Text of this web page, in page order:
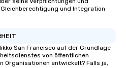
leave. Location, Location, Location
One of the best
restaurants are within
walking distance of
und Integration
San Francisco auf der Grundlage
von öffentlichen
Organisationen entwickelt? Falls ja,